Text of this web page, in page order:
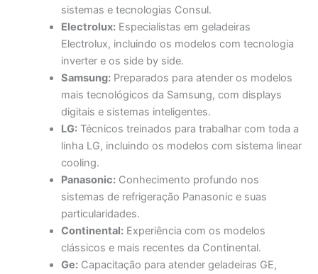
sistemas e tecnologias Consul.
Electrolux: Especialistas em geladeiras
Electrolux, incluindo os modelos com tecnologia
inverter e os side by side.
Samsung: Preparados para atender os modelos
mais tecnológicos da Samsung, com displays
digitais e sistemas inteligentes.
LG: Técnicos treinados para trabalhar com toda a
linha LG, incluindo os modelos com sistema linear
cooling.
Panasonic: Conhecimento profundo nos
sistemas de refrigeração Panasonic e suas
particularidades.
Continental: Experiência com os modelos
clássicos e mais recentes da Continental.
Ge: Capacitação para atender geladeiras GE,